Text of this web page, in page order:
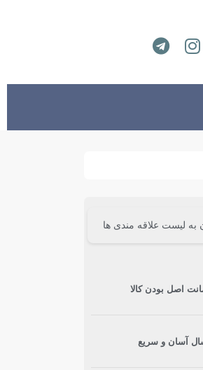
به لیست علاقه مندی ها
اصل بودن کالا
آسان و سریع